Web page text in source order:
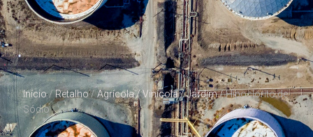
Início/Retalho/Agrícola / Vinícola / Jardim/ Hipoclorito de
Sódio